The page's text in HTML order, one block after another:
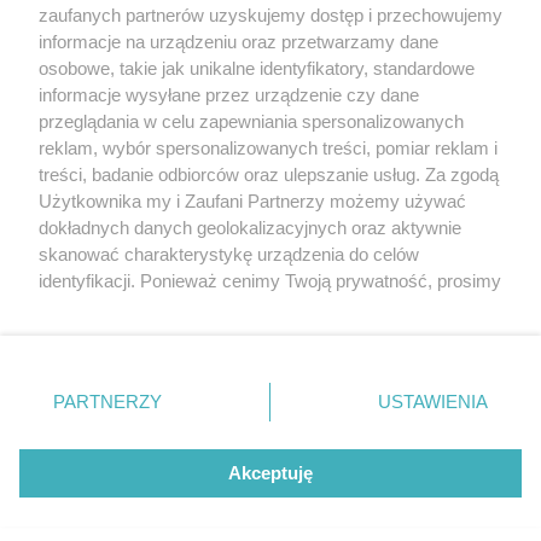
Więcej
20. urodzin portalu
wSzczecinie.pl
Regulamin konkursów
śniadaniówka "Hej
Szczecin! Jest piątek!"
Partnerzy
Praca Szczecin
© 2026 wSzczecinie.pl
Created by GOD
zaufanych partnerów uzyskujemy dostęp i przechowujemy
informacje na urządzeniu oraz przetwarzamy dane
osobowe, takie jak unikalne identyfikatory, standardowe
informacje wysyłane przez urządzenie czy dane
przeglądania w celu zapewniania spersonalizowanych
reklam, wybór spersonalizowanych treści, pomiar reklam i
treści, badanie odbiorców oraz ulepszanie usług. Za zgodą
Użytkownika my i Zaufani Partnerzy możemy używać
dokładnych danych geolokalizacyjnych oraz aktywnie
skanować charakterystykę urządzenia do celów
identyfikacji. Ponieważ cenimy Twoją prywatność, prosimy
prywatności znajdujący się w lewym dolnym rogu strony
. Niektóre rodzaje przetwarzania danych nie wymagają
takiemu przetwarzaniu. Preferencje będą miały
zastosowania tylko na tej witrynie.
PARTNERZY USTAWIENIA
Akceptuję